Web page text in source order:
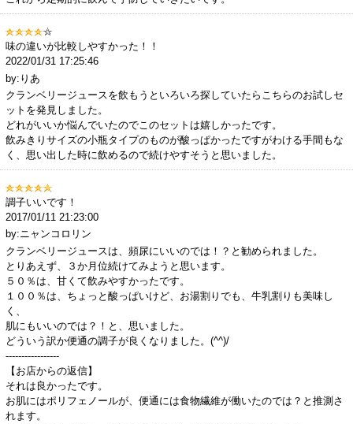
味の違いが比較しやすかった！！
2022/01/31 17:25:46
by:りあ
クランベリージュースを飲もうといろいろ探していたらこちらのお試しセ
ットを発見しました。
どれがいいか悩んでいたのでこのセットは嬉しかったです。
飲みきりサイズの小瓶タイプのものが酸っぱかったですがわける手間もな
く、思い出した時に飲めるので続けやすそうと思いました。
調子いいです！
2017/01/11 21:23:00
by:ニャンコロリン
クランベリージュースは、頻尿にいいのでは！？と勧められました。
とりあえず、３か月位続けてみようと思います。
５０％は、甘くて飲みやすかったです。
１００％は、ちょっと酸っぱいけど、お湯割りでも、牛乳割りも美味し
く、
肌にもいいのでは？！と、思いました。
どういう訳か便通の調子が良くなりました。(^^)/
-----------------
【お店からの返信】
それは良かったです。
お肌にはポリフェノールが、便通には食物繊維が働いたのでは？と推測さ
れます。